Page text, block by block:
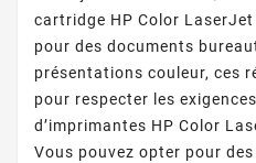
cartridge HP Color
pour des documents
présentations couleur, ces
pour respecter les
d’imprimantes HP Color
Vous pouvez opter pour